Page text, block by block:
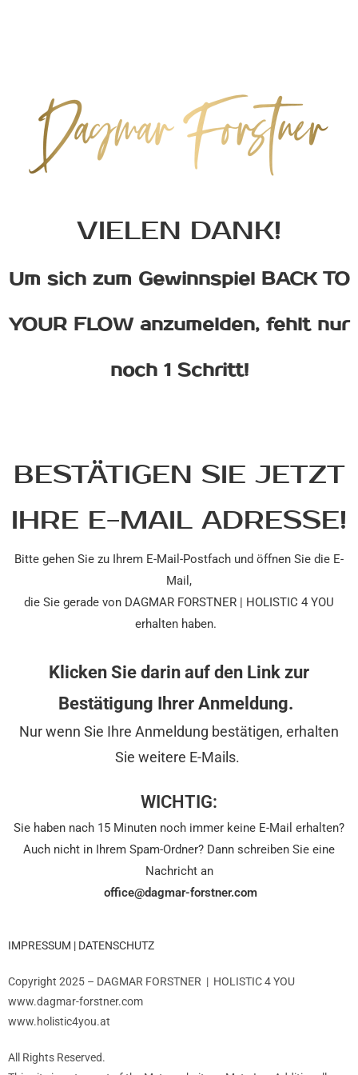
VIELEN DANK!
Um sich zum Gewinnspiel BACK TO
YOUR FLOWanzumelden, fehlt nur
noch 1 Schritt!
BESTÄTIGEN SIE JETZT
IHRE E-MAIL ADRESSE!
Bitte gehen Sie zu Ihrem E-Mail-Postfach und öffnen Sie die E-
Mail,
die Sie gerade von DAGMAR FORSTNER | HOLISTIC 4 YOU
erhalten haben.
Klicken Sie darin auf den Link zur
Bestätigung Ihrer Anmeldung.
Nur wenn Sie Ihre Anmeldung bestätigen, erhalten
Sie weitere E-Mails.
WICHTIG:
Sie haben nach 15 Minuten noch immer keine E-Mail erhalten?
Auch nicht in Ihrem Spam-Ordner? Dann schreiben Sie eine
Nachricht an
office@dagmar-forstner.com
IMPRESSUM | DATENSCHUTZ
Copyright 2025 – DAGMAR FORSTNER | HOLISTIC 4 YOU
www.dagmar-forstner.com
www.holistic4you.at
All Rights Reserved.